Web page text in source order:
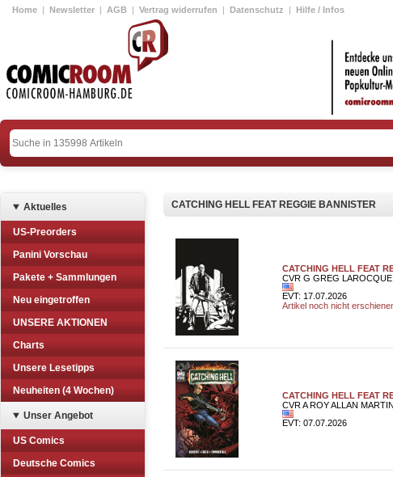
Home | Newsletter | AGB | Vertrag widerrufen | Datenschutz | Hilfe / Infos
Aktuelles
US-Preorders
Panini Vorschau
Pakete + Sammlungen
Neu eingetroffen
UNSERE AKTIONEN
Charts
Unsere Lesetipps
Neuheiten (4 Wochen)
Unser Angebot
US Comics
Deutsche Comics
CATCHING HELL FEAT REGGIE BANNISTER
CATCHING HELL FEAT
CVR G GREG
EVT: 17.07.2026
Artikel noch nicht
CATCHING HELL FEAT
CVR A ROY ALLAN
EVT: 07.07.2026